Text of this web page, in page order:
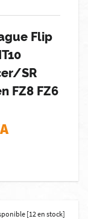
Flip
SR
FZ8 FZ6
[12 en stock]